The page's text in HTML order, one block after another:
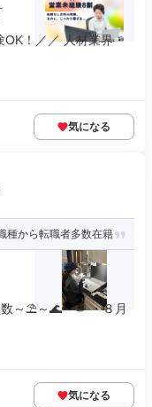
！／／ 人材業界・
気になる
種から転職者多数在籍
～⛱～🌊～🍉 ・８月
気になる